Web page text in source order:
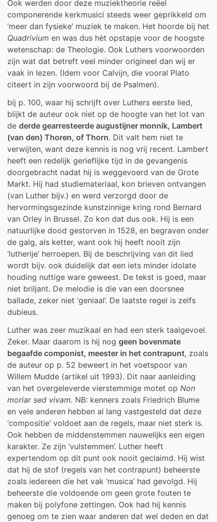
Ook werden door deze muziektheorie reëel
componerende kerkmusici steeds weer geprikkeld om
‘meer dan fysieke’ muziek te maken. Het hoorde bij het
Quadrivium en was dus hèt opstapje voor de hoogste
wetenschap: de Theologie. Ook Luthers voorwoorden
zijn wat dat betreft veel minder origineel dan wij er
vaak in lezen. (Idem voor Calvijn, die vooral Plato
citeert in zijn voorwoord bij de Psalmen).
bij p. 100, waar hij schrijft over Luthers eerste lied,
blijkt de auteur ook niet op de hoogte van het lot van
de derde gearresteerde augustijner monnik, Lambert
(van den) Thoren, of Thorn. Dit valt hem niet te
verwijten, want deze kennis is nog vrij recent. Lambert
heeft een redelijk gerieflijke tijd in de gevangenis
doorgebracht nadat hij is weggevoerd van de Grote
Markt. Hij had studiemateriaal, kon brieven ontvangen
(van Luther bijv.) en werd verzorgd door de
hervormingsgezinde kunstzinnige kring rond Bernard
van Orley in Brussel. Zo kon dat dus ook. Hij is een
natuurlijke dood gestorven in 1528, en begraven onder
de galg, als ketter, want ook hij heeft nooit zijn
‘lutherije’ herroepen. Bij de beschrijving van dit lied
wordt bijv. ook duidelijk dat een iets minder idolate
houding nuttige ware geweest. De tekst is goed, maar
niet briljant. De melodie is die van een doorsnee
ballade, zeker niet ‘geniaal’. De laatste regel is zelfs
dubieus.
Luther was zeer muzikaal en had een sterk taalgevoel.
Zeker. Maar daarom is hij nog geen bovenmate
begaafde componist, meester in het contrapunt, zoals
de auteur op p. 52 beweert in het voetspoor van
Willem Mudde (artikel uit 1993). Dit naar aanleiding
van het overgeleverde vierstemmige motet op Non
moriar sed vivam. NB: kenners zoals Friedrich Blume
en vele anderen hebben al lang vastgesteld dat deze
‘compositie’ voldoet aan de regels, maar niet sterk is.
Ook hebben de middenstemmen nauwelijks een eigen
karakter. Ze zijn ‘vulstemmen’. Luther heeft
expertendom op dit punt ook nooit geclaimd. Hij wist
dat hij de stof (regels van het contrapunt) beheerste
zoals iedereen die het vak ‘musica’ had gevolgd. Hij
beheerste die voldoende om geen grote fouten te
maken bij polyfone zettingen. Ook had hij kennis
genoeg om te zien waar anderen dat wel deden en dat